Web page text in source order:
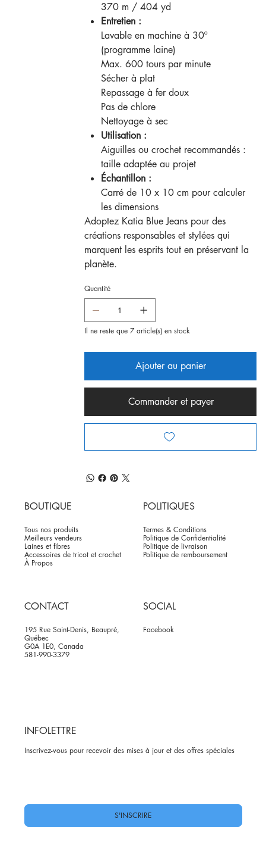
370 m / 404 yd
Entretien :
Lavable en machine à 30º
(programme laine)
Max. 600 tours par minute
Sécher à plat
Repassage à fer doux
Pas de chlore
Nettoyage à sec
Utilisation :
Aiguilles ou crochet recommandés :
taille adaptée au projet
Échantillon :
Carré de 10 x 10 cm pour calculer
les dimensions
Adoptez Katia Blue Jeans pour des
créations responsables et stylées qui
marquent les esprits tout en préservant la
planète.
Quantité
Il ne reste que 7 article(s) en stock
Ajouter au panier
Commander et payer
BOUTIQUE
Tous nos produits
Meilleurs vendeurs
Laines et fibres
Accessoires de tricot et crochet
À Propos
POLITIQUES
Termes & Conditions
Politique de Confidentialité
Politique de livraison
Politique de remboursement
CONTACT
195 Rue Saint-Denis, Beaupré,
Québec
G0A 1E0, Canada
581-990-3379
SOCIAL
Facebook
INFOLETTRE
Inscrivez-vous pour recevoir des mises à jour et des offres spéciales
S'INSCRIRE